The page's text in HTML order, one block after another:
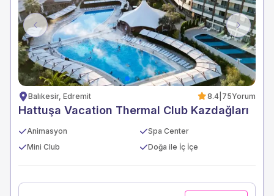
Previous Next
Balıkesir, Edremit 8.4 75Yorum
Hattuşa Vacation Thermal Club Kazdağları
Animasyon
Spa Center
Mini Club
Doğa ile İç İçe